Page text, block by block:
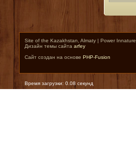
Site of the Kazakhstan, Almaty | Power Innature
Дизайн темы сайта arfey
Сайт создан на основе PHP-Fusion
Время загрузки: 0.08 секунд